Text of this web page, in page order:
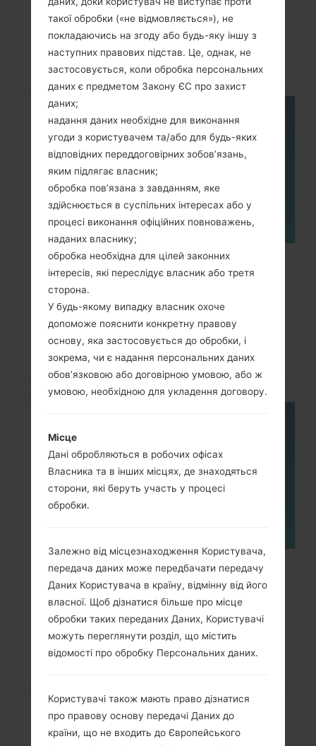
Статті
LGKG370(LGKG370)
Як скинути до заводських
налаштувань за допомогою коду...
Як видалити усі дані з телефону
через меню на LG Viewty,...
такої обробки («не відмовляється»), не
покладаючись на згоду або будь-яку іншу з
наступних правових підстав. Це, однак, не
застосовується, коли обробка персональних
даних є предметом Закону ЄС про захист
даних;
надання даних необхідне для виконання
угоди з користувачем та/або для будь-яких
відповідних переддоговірних зобов’язань,
яким підлягає власник;
обробка пов’язана з завданням, яке
здійснюється в суспільних інтересах або у
процесі виконання офіційних повноважень,
наданих власнику;
обробка необхідна для цілей законних
інтересів, які переслідує власник або третя
сторона.
У будь-якому випадку власник охоче
допоможе пояснити конкретну правову
основу, яка застосовується до обробки, і
зокрема, чи є надання персональних даних
обов’язковою або договірною умовою, або ж
умовою, необхідною для укладення договору.
Місце
Дані обробляються в робочих офісах
Власника та в інших місцях, де знаходяться
сторони, які беруть участь у процесі
обробки.
Залежно від місцезнаходження Користувача,
передача даних може передбачати передачу
Даних Користувача в країну, відмінну від його
власної. Щоб дізнатися більше про місце
обробки таких переданих Даних, Користувачі
можуть переглянути розділ, що містить
відомості про обробку Персональних даних.
Користувачі також мають право дізнатися
про правову основу передачі Даних до
країни, що не входить до Європейського